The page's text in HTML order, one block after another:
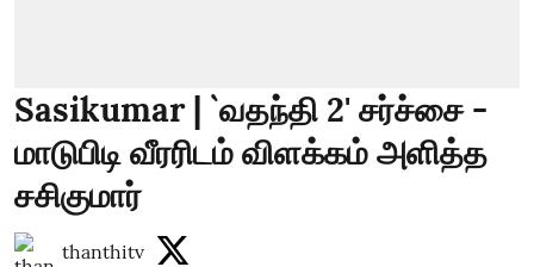
Sasikumar | `வதந்தி 2' சர்ச்சை -
மாடுபிடி வீரரிடம் விளக்கம் அளித்த
சசிகுமார்
thanthitv